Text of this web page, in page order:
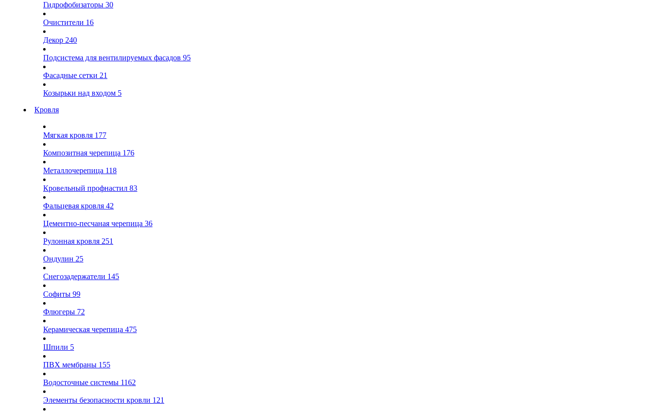
Гидрофобизаторы 30
Очистители 16
Декор 240
Подсистема для вентилируемых фасадов 95
Фасадные сетки 21
Козырьки над входом 5
Кровля
Мягкая кровля 177
Композитная черепица 176
Металлочерепица 118
Кровельный профнастил 83
Фальцевая кровля 42
Цементно-песчаная черепица 36
Рулонная кровля 251
Ондулин 25
Снегозадержатели 145
Софиты 99
Флюгеры 72
Керамическая черепица 475
Шпили 5
ПВХ мембраны 155
Водосточные системы 1162
Элементы безопасности кровли 121